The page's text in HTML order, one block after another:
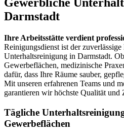
Darmstadt
Ihre Arbeitsstätte verdient
Reinigungsdienst ist der
Unterhaltsreinigung in Darmstadt.
Gewerbeflächen, medizinische
dafür, dass Ihre Räume sauber,
Mit unseren erfahrenen Teams und
garantieren wir höchste Qualität und
Tägliche
Gewerbeflächen